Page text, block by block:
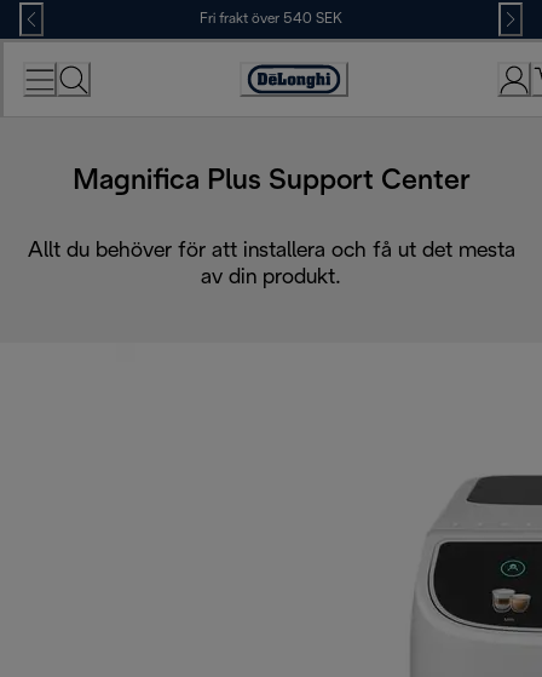
Skip
to
Content
Fri frakt över 540 SEK
Accessibility
Magnifica Plus Support Center
Allt du behöver för att installera och få ut det mesta
av din produkt.